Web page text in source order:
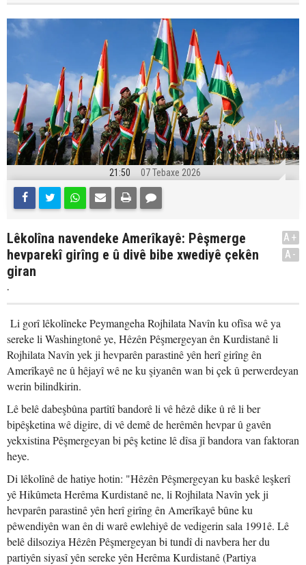
21:50 07 Tebaxe 2026
Lêkolîna navendeke Amerîkayê: Pêşmerge
hevparekî girîng e û divê bibe xwediyê çekên
giran
.
A+
A-
Li gorî lêkolîneke Peymangeha Rojhilata Navîn ku ofîsa wê ya
sereke li Washingtonê ye, Hêzên Pêşmergeyan ên Kurdistanê li
Rojhilata Navîn yek ji hevparên parastinê yên herî girîng ên
Amerîkayê ne û hêjayî wê ne ku şiyanên wan bi çek û perwerdeyan
werin bilindkirin.
Lê belê dabeşbûna partîtî bandorê li vê hêzê dike û rê li ber
bipêşketina wê digire, di vê demê de herêmên hevpar û gavên
yekxistina Pêşmergeyan bi pêş ketine lê dîsa jî bandora van faktoran
heye.
Di lêkolînê de hatiye hotin: "Hêzên Pêşmergeyan ku baskê leşkerî
yê Hikûmeta Herêma Kurdistanê ne, li Rojhilata Navîn yek ji
hevparên parastinê yên herî girîng ên Amerîkayê bûne ku
pêwendiyên wan ên di warê ewlehiyê de vedigerin sala 1991ê. Lê
belê dilsoziya Hêzên Pêşmergeyan bi tundî di navbera her du
partiyên siyasî yên sereke yên Herêma Kurdistanê (Partiya